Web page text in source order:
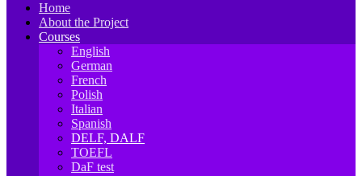
Home
About the Project
Courses
English
German
French
Polish
Italian
Spanish
DELF, DALF
TOEFL
DaF test